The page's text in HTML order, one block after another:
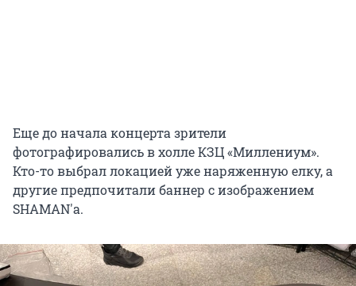
Еще до начала концерта зрители
фотографировались в холле КЗЦ «Миллениум».
Кто-то выбрал локацией уже наряженную елку, а
другие предпочитали баннер с изображением
SHAMAN'а.